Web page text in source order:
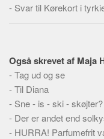
Dokumenttyper
Personer
Steder
Kilder
Om
- Svar til Kørekort i
Også skrevet af Maja
-Tag ud og se
-Til Diana
- Sne - is - ski - skøjter?
- Der er andet end
- HURRA! Parfumefrit